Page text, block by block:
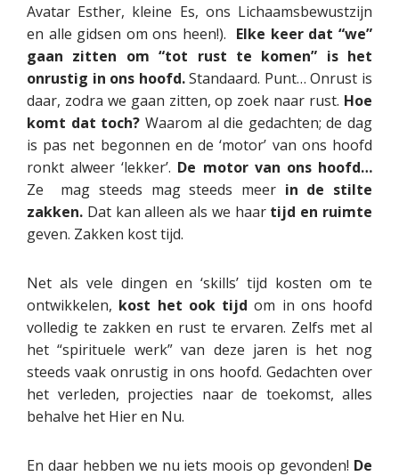
Avatar Esther, kleine Es, ons Lichaamsbewustzijn
en alle gidsen om ons heen!). Elke keer dat “we”
gaan zitten om “tot rust te komen” is het
onrustig in ons hoofd.Standaard. Punt… Onrust is
daar, zodra we gaan zitten, op zoek naar rust. Hoe
komt dat toch? Waarom al die gedachten; de dag
is pas net begonnen en de ‘motor’ van ons hoofd
ronkt alweer ‘lekker’. De motor van ons hoofd…
Ze mag steeds mag steeds meer in de stilte
zakken. Dat kan alleen als we haar tijd en ruimte
geven. Zakken kost tijd.
Net als vele dingen en ‘skills’ tijd kosten om te
ontwikkelen, kost het ook tijd om in ons hoofd
volledig te zakken en rust te ervaren. Zelfs met al
het “spirituele werk” van deze jaren is het nog
steeds vaak onrustig in ons hoofd. Gedachten over
het verleden, projecties naar de toekomst, alles
behalve het Hier en Nu.
En daar hebben we nu iets moois op gevonden! De